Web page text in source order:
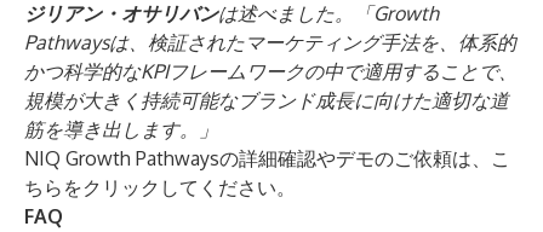
ジリアン・オサリバンは述べました。「Growth
Pathwaysは、検証されたマーケティング手法を、体系的
かつ科学的なKPIフレームワークの中で適用することで、
規模が大きく持続可能なブランド成長に向けた適切な道
筋を導き出します。」
NIQ Growth Pathwaysの詳細確認やデモのご依頼は、 こ
ちらをクリック してください。
FAQ